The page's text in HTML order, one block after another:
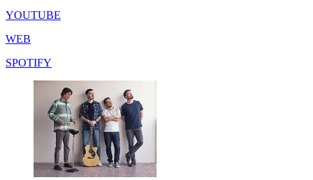
YOUTUBE
WEB
SPOTIFY